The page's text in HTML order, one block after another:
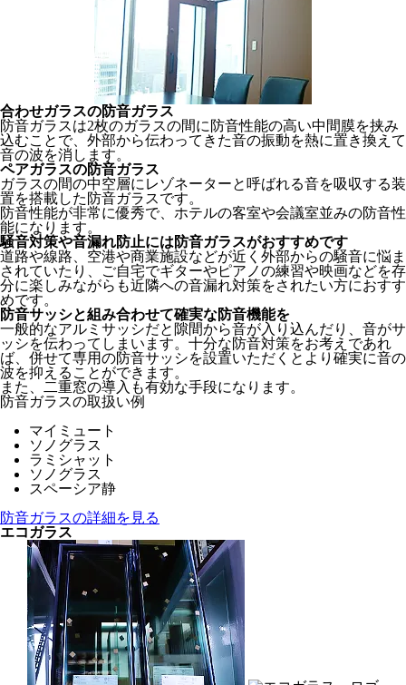
合わせガラスの防音ガラス
防音ガラスは2枚のガラスの間に防音性能の高い中間膜を挟み
込むことで、外部から伝わってきた音の振動を熱に置き換えて
音の波を消します。
ペアガラスの防音ガラス
ガラスの間の中空層にレゾネーターと呼ばれる音を吸収する装
置を搭載した防音ガラスです。
防音性能が非常に優秀で、ホテルの客室や会議室並みの防音性
能になります。
騒音対策や音漏れ防止には防音ガラスがおすすめです
道路や線路、空港や商業施設などが近く外部からの騒音に悩ま
されていたり、ご自宅でギターやピアノの練習や映画などを存
分に楽しみながらも近隣への音漏れ対策をされたい方におすす
めです。
防音サッシと組み合わせて確実な防音機能を
一般的なアルミサッシだと隙間から音が入り込んだり、音がサ
ッシを伝わってしまいます。十分な防音対策をお考えであれ
ば、併せて専用の防音サッシを設置いただくとより確実に音の
波を抑えることができます。
また、二重窓の導入も有効な手段になります。
防音ガラスの取扱い例
マイミュート
ソノグラス
ラミシャット
ソノグラス
スペーシア静
防音ガラスの詳細を見る
エコガラス